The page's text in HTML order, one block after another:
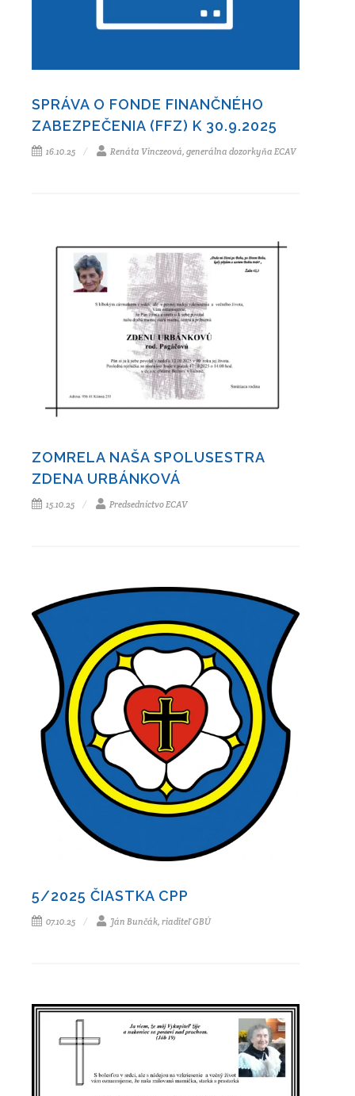
SPRÁVA O FONDE FINANČNÉHO
ZABEZPEČENIA (FFZ) K 30.9.2025
16.10.25 Renáta Vinczeová, generálna dozorkyňa ECAV
ZOMRELA NAŠA SPOLUSESTRA
ZDENA URBÁNKOVÁ
15.10.25 Predsedníctvo ECAV
5/2025 ČIASTKA CPP
07.10.25 Ján Bunčák, riaditeľ GBÚ